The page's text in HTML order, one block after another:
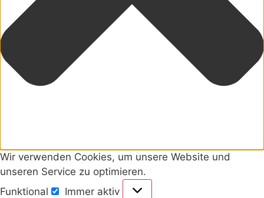
Wir verwenden Cookies, um unsere Website und
unseren Service zu optimieren.
Funktional
Immer aktiv